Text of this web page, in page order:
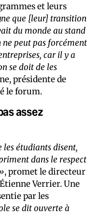
et leurs
que [leur] transition
du monde au stand
peut pas forcément
car il y a
se doit de les
présidente de
le forum.
assez
les étudiants disent,
dans le respect
, promet le directeur
Verrier. Une
par les
se dit ouverte à